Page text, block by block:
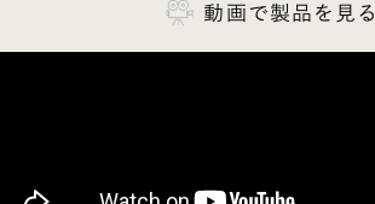
動画で製品を見る